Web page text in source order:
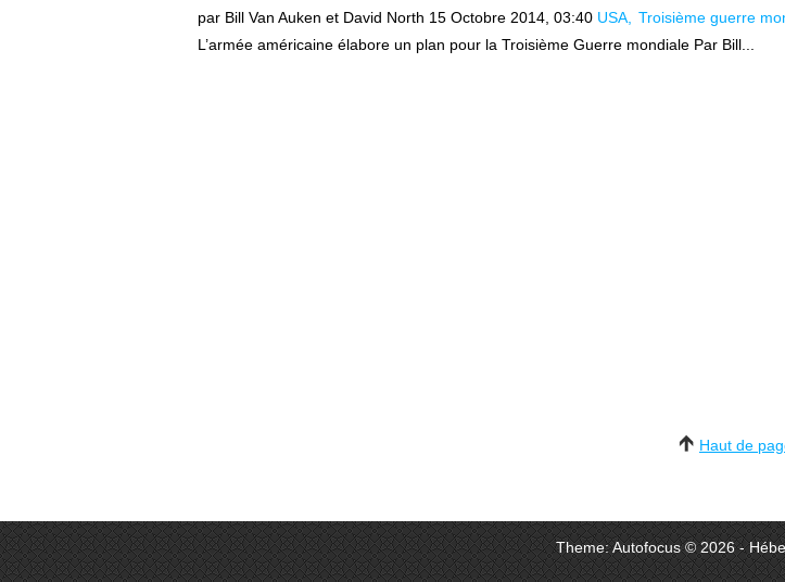
par Bill Van Auken et David North 15 Octobre 2014, 03:40 USA Troisième guerre
L’armée américaine élabore un plan pour la Troisième Guerre mondiale Par Bill...
Haut de
Theme: Autofocus © 2026 -